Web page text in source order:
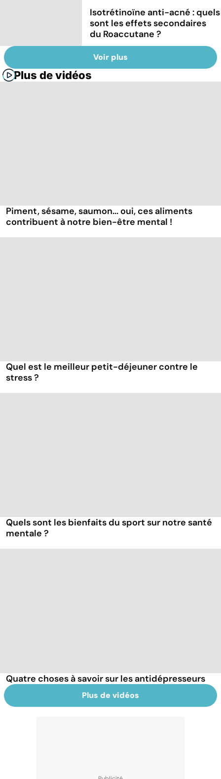
Isotrétinoïne anti-acné : quels
sont les effets secondaires
du Roaccutane ?
Voir plus
Plus de vidéos
Piment, sésame, saumon... oui, ces aliments
contribuent à notre bien-être mental !
Quel est le meilleur petit-déjeuner contre le
stress ?
Quels sont les bienfaits du sport sur notre santé
mentale ?
Quatre choses à savoir sur les antidépresseurs
Plus de vidéos